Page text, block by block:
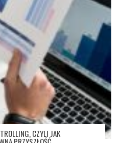
CZYLI JAK